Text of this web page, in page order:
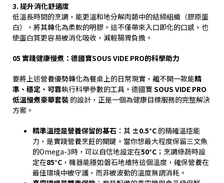
3. 提升消化舒適度
低溫長時間的烹調，能更溫和地分解肉類中的結締組織（膠原蛋
白），將其轉化為柔軟的明膠。這不僅帶來入口即化的口感，也
使蛋白質更容易被消化吸收，減輕腸胃負擔。
05 實踐健康慢煮：德國寶SOUS VIDE PRO的科學助力
要將上述營養優勢轉化為餐桌上的日常現實，離不開一款能精
準、穩定、可靠執行科學參數的工具。德國寶 SOUS VIDE PRO
低溫慢煮豪華套裝 的設計，正是一個為健康目標服務的完整解決
方案。
精準溫控是營養保留的基石 ：其 ±0.5°C 的精確溫控能
力，是實踐營養烹飪的關鍵。當你想最大程度保留三文魚
的Omega-3時，可以自信地設定在50°C ；烹調綠蔬時設
定在85°C ，機器能穩如磐石地維持這個溫度，確保營養在
最佳環境中被守護，而非被波動的溫度無謂消耗。